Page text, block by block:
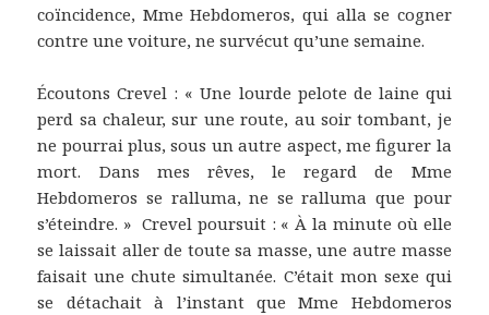
coïncidence, Mme Hebdomeros, qui alla se cogner
contre une voiture, ne survécut qu’une semaine.
Écoutons Crevel : « Une lourde pelote de laine qui
perd sa chaleur, sur une route, au soir tombant, je
ne pourrai plus, sous un autre aspect, me figurer la
mort. Dans mes rêves, le regard de Mme
Hebdomeros se ralluma, ne se ralluma que pour
s’éteindre. » Crevel poursuit : « À la minute où elle
se laissait aller de toute sa masse, une autre masse
faisait une chute simultanée. C’était mon sexe qui
se détachait à l’instant que Mme Hebdomeros